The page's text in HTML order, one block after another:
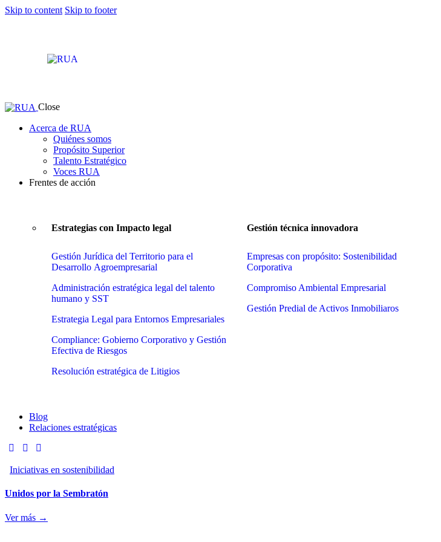
Skip to content Skip to footer
Close
Acerca de RUA
Quiénes somos
Propósito Superior
Talento Estratégico
Voces RUA
Frentes de acción
Estrategias con Impacto legal
Gestión Jurídica del Territorio para el
Desarrollo Agroempresarial
Administración estratégica legal del talento
humano y SST
Estrategia Legal para Entornos Empresariales
Compliance: Gobierno Corporativo y Gestión
Efectiva de Riesgos
Resolución estratégica de Litigios
Gestión técnica innovadora
Empresas con propósito: Sostenibilidad
Corporativa
Compromiso Ambiental Empresarial
Gestión Predial de Activos Inmobiliaros
Blog
Relaciones estratégicas
Iniciativas en sostenibilidad
Unidos por la Sembratón
Ver más →